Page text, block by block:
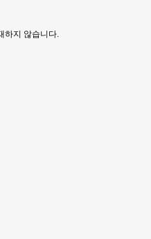
하지 않습니다.